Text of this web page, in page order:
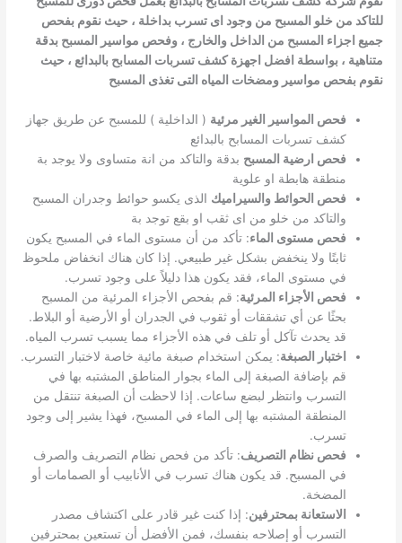
للتاكد من خلو المسبح من وجود اى تسرب بداخلة ، حيث نقوم بفحص
جميع اجزاء المسبح من الداخل والخارج ، وفحص مواسير المسبح بدقة
متناهية ، بواسطة افضل اجهزة كشف تسربات المسابح بالبدائع ، حيث
نقوم بفحص مواسير ومضخات المياه التى تغذى المسبح
فحص المواسير الغير مرئية ( الداخلية ) للمسبح عن طريق جهاز
كشف تسربات المسابح بالبدائع
فحص ارضية المسبح بدقة والتاكد من انة متساوى ولا يوجد بة
منطقة هابطة او علوية
فحص الحوائط والسيراميك الذى يكسو حوائط وجدران المسبح
والتاكد من خلو من اى ثقب او بقع توجد بة
فحص مستوى الماء: تأكد من أن مستوى الماء في المسبح يكون
ثابتًا ولا ينخفض بشكل غير طبيعي. إذا كان هناك انخفاض ملحوظ
في مستوى الماء، فقد يكون هذا دليلاً على وجود تسرب.
فحص الأجزاء المرئية: قم بفحص الأجزاء المرئية من المسبح
بحثًا عن أي تشققات أو ثقوب في الجدران أو الأرضية أو البلاط.
قد يحدث تآكل أو تلف في هذه الأجزاء مما يسبب تسرب المياه.
اختبار الصبغة: يمكن استخدام صبغة مائية خاصة لاختبار التسرب.
قم بإضافة الصبغة إلى الماء بجوار المناطق المشتبه بها في
التسرب وانتظر لبضع ساعات. إذا لاحظت أن الصبغة تنتقل من
المنطقة المشتبه بها إلى الماء في المسبح، فهذا يشير إلى وجود
تسرب.
فحص نظام التصريف: تأكد من فحص نظام التصريف والصرف
في المسبح. قد يكون هناك تسرب في الأنابيب أو الصمامات أو
المضخة.
الاستعانة بمحترفين: إذا كنت غير قادر على اكتشاف مصدر
التسرب أو إصلاحه بنفسك، فمن الأفضل أن تستعين بمحترفين